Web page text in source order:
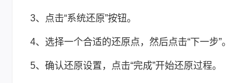
3、点击“系统还原”按钮。
4、选择一个合适的还原点，然后点击“下一步”。
5、确认还原设置，点击“完成”开始还原过程。